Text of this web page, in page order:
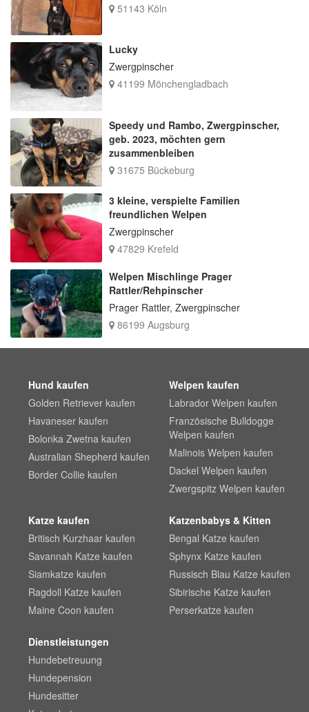
51143 Köln
Lucky
Zwergpinscher
41199 Mönchengladbach
Speedy und Rambo, Zwergpinscher,
geb. 2023, möchten gern
zusammenbleiben
31675 Bückeburg
3 kleine, verspielte Familien
freundlichen Welpen
Zwergpinscher
47829 Krefeld
Welpen Mischlinge Prager
Rattler/Rehpinscher
Prager Rattler, Zwergpinscher
86199 Augsburg
Hund kaufen
Golden Retriever kaufen
Havaneser kaufen
Bolonka Zwetna kaufen
Australian Shepherd kaufen
Border Collie kaufen
Welpen kaufen
Labrador Welpen kaufen
Französische Bulldogge
Welpen kaufen
Malinois Welpen kaufen
Dackel Welpen kaufen
Zwergspitz Welpen kaufen
Katze kaufen
Britisch Kurzhaar kaufen
Savannah Katze kaufen
Siamkatze kaufen
Ragdoll Katze kaufen
Maine Coon kaufen
Katzenbabys & Kitten
Bengal Katze kaufen
Sphynx Katze kaufen
Russisch Blau Katze kaufen
Sibirische Katze kaufen
Perserkatze kaufen
Dienstleistungen
Hundebetreuung
Hundepension
Hundesitter